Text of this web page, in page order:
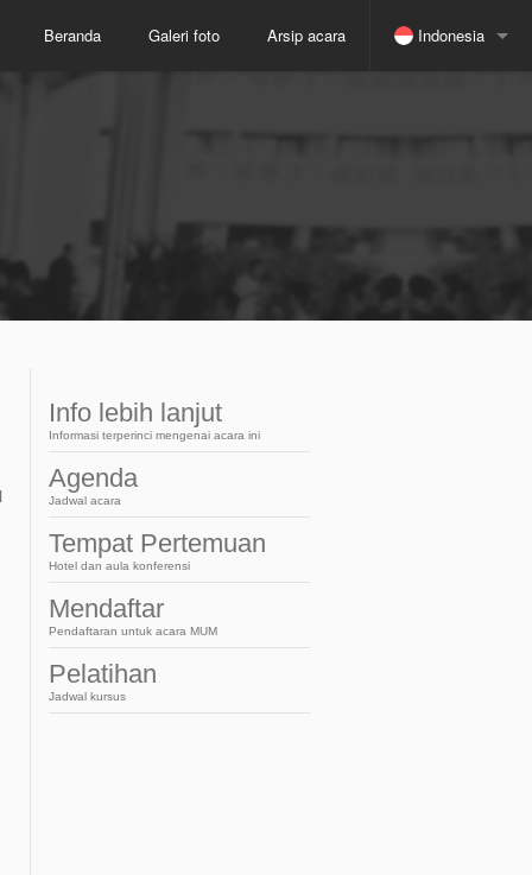
Beranda Galeri foto Arsip acara Indonesia
Inggris
Info lebih lanjut
Informasi terperinci mengenai acara ini
Agenda
Jadwal acara
Tempat Pertemuan
Hotel dan aula konferensi
Mendaftar
Pendaftaran untuk acara MUM
Pelatihan
Jadwal kursus